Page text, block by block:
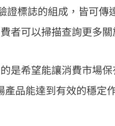
證標誌的組成，皆可
者可以掃描查詢更多
是希望能讓消費市場
品能達到有效的穩定